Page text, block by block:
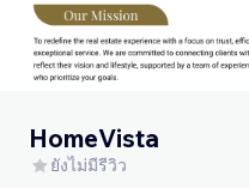
HomeVista
ยังไม่มีรีวิว